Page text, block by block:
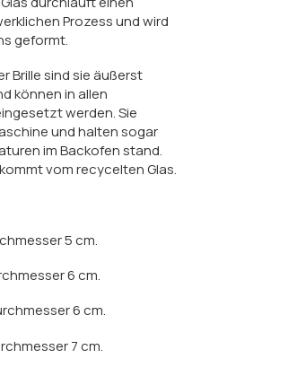
Prozess und wird
geformt.
Brille sind sie äußerst
können in allen
werden. Sie
und halten sogar
im Backofen stand.
vom recycelten Glas.
5 cm.
6 cm.
6 cm.
7 cm.